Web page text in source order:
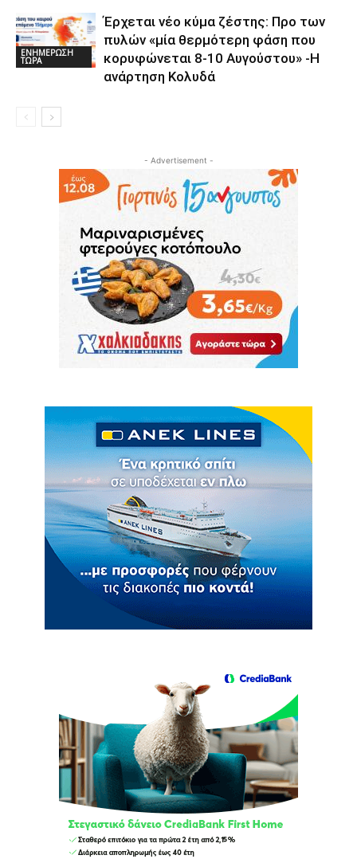
ΕΝΗΜΕΡΩΣΗ
ΤΩΡΑ
Έρχεται νέο κύμα ζέστης: Προ των
πυλών «μία θερμότερη φάση που
κορυφώνεται 8-10 Αυγούστου» -Η
ανάρτηση Κολυδά
- Advertisement -